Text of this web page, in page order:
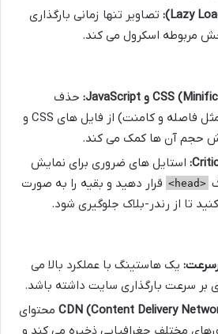
تصاویر تنها زمانی بارگذاری
مربوطه اسکرول می کند.
حذف
کاراکترهای اضافی (مثل فاصله و کامنت) از فایل های CSS و
استایل های ضروری برای نمایش
<head>
قرار دهید و بقیه را به صورت
تا از رندر-بلاک جلوگیری شود.
یک هاستینگ با عملکرد بالا می
بر سرعت بارگذاری سایت داشته باشد.
CDN محتوای